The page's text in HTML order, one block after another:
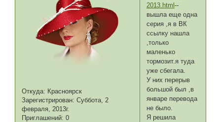
Откуда: Красноярск
Зарегистрирован: Суббота, 2
февраля, 2013г.
Приглашений: 0
2013.html--
вышла еще одна
серия ,я в ВК
ссылку нашла
,только
маленько
тормозит.я туда
уже сбегала.
У них перерыв
большой был ,в
январе перевода
не было.
Я решила